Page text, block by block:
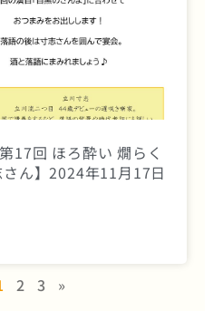
17回 ほろ酔い 燗らく
ん】2024年11月17日
2 3 »